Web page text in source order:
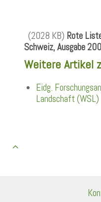
(2028 KB) Rote
Schweiz, Ausgabe
Weitere Artikel
Eidg.
Landschaft (WSL)